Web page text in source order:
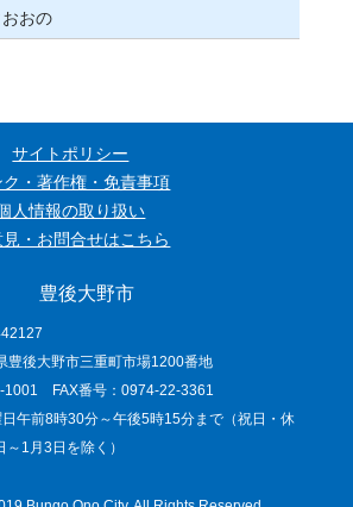
おの
サイトポリシー
ク・著作権・免責事項
人情報の取り扱い
見・お問合せはこちら
豊後大野市
後大野市三重町市場1200番地
1001 FAX番号：0974-22-3361
午前8時30分～午後5時15分まで（祝日・休
1月3日を除く）